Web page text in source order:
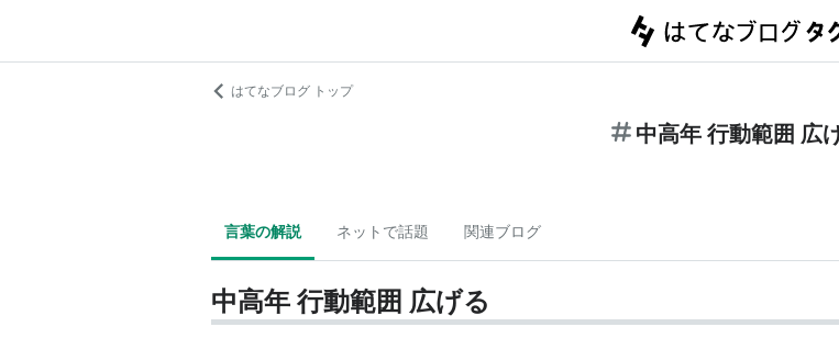
はてなブログ トップ
中高年 行動範囲 広
言葉の解説 ネットで話題 関連ブログ
中高年 行動範囲 広げる